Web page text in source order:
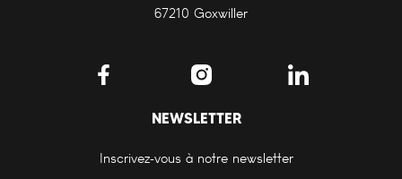
67210 Goxwiller
NEWSLETTER
Inscrivez-vous à notre newsletter